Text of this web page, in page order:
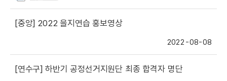
[중앙] 2022 을지연습 홍보영상
2022-08-08
[연수구] 하반기 공정선거지원단 최종 합격자 명단